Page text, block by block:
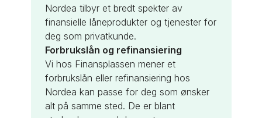
Nordea tilbyr et bredt spekter av
finansielle låneprodukter og tjenester for
deg som privatkunde.
Forbrukslån og refinansiering
Vi hos Finansplassen mener et
forbrukslån eller refinansiering hos
Nordea kan passe for deg som ønsker
alt på samme sted. De er blant